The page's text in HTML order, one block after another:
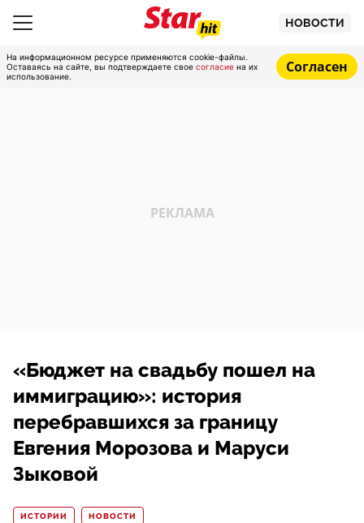
НОВОСТИ
На информационном ресурсе применяются cookie-файлы.
Оставаясь на сайте, вы подтверждаете свое согласие на их
использование.
Согласен
«Бюджет на свадьбу пошел на
иммиграцию»: история
перебравшихся за границу
Евгения Морозова и Маруси
Зыковой
ИСТОРИИ НОВОСТИ